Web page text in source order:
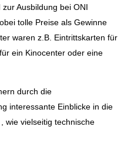
Ausbildung bei ONI
tolle Preise als Gewinne
waren z.B. Eintrittskarten für
ein Kinocenter oder eine
durch die
interessante Einblicke in die
wie vielseitig technische